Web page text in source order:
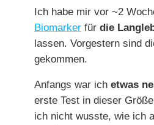
Ich habe mir vor ~2
Biomarker für die
lassen. Vorgestern sind
gekommen.
Anfangs war ich etwas
erste Test in dieser
ich nicht wusste, wie ich